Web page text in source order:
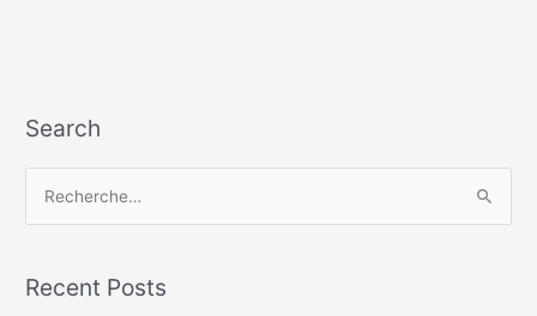
Search
h
Recent Posts